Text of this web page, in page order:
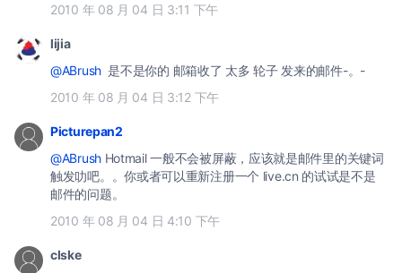
2010 年 08 月 04 日 3:11 下午
lijia
@ABrush
是不是你的 邮箱收了 太多 轮子 发来的邮件-。-
2010 年 08 月 04 日 3:12 下午
Picturepan2
@ABrushHotmail 一般不会被屏蔽，应该就是邮件里的关键词
触发叻吧。。你或者可以重新注册一个 live.cn 的试试是不是
邮件的问题。
2010 年 08 月 04 日 4:10 下午
clske